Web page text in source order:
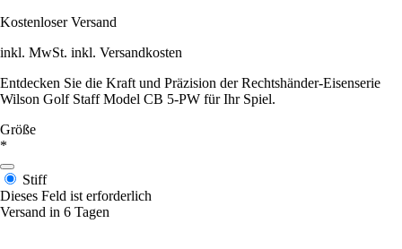
Kostenloser Versand
inkl. MwSt. inkl. Versandkosten
Entdecken Sie die Kraft und Präzision der Rechtshänder-Eisenserie
Wilson Golf Staff Model CB 5-PW für Ihr Spiel.
Größe
*
Stiff
Dieses Feld ist erforderlich
Versand in 6 Tagen